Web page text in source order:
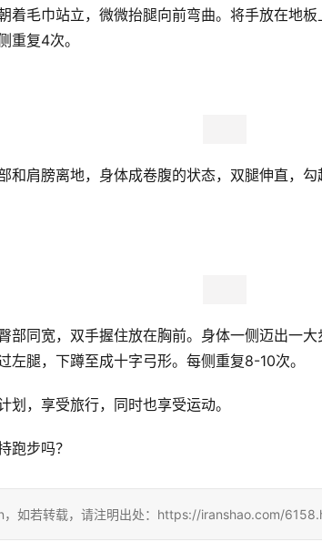
着毛巾站立，微微抬腿向前弯曲。将手放在地
重复4次。
和肩膀离地，身体成卷腹的状态，双腿伸直，
部同宽，双手握住放在胸前。身体一侧迈出一
左腿，下蹲至成十字弓形。每侧重复8-10次。
划，享受旅行，同时也享受运动。
跑步吗？
，如若转载，请注明出处：https://iranshao.com/